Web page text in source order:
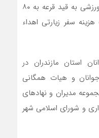
انجام برنامه های مختلف فرهنگی ورزشی به قید قرعه به ۸۰
سفر زیارتی اهداء
استان مازندران در
و هیات همگانی
مدیران و نهادهای
و شورای اسلامی شهر